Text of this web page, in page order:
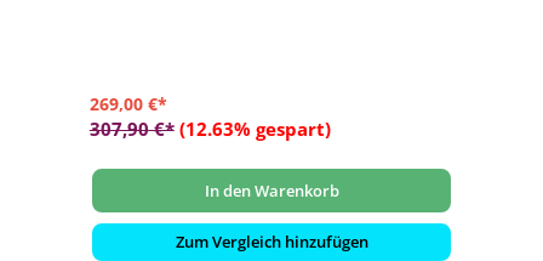
269,00 €*
307,90 €* (12.63% gespart)
In den Warenkorb
Zum Vergleich hinzufügen